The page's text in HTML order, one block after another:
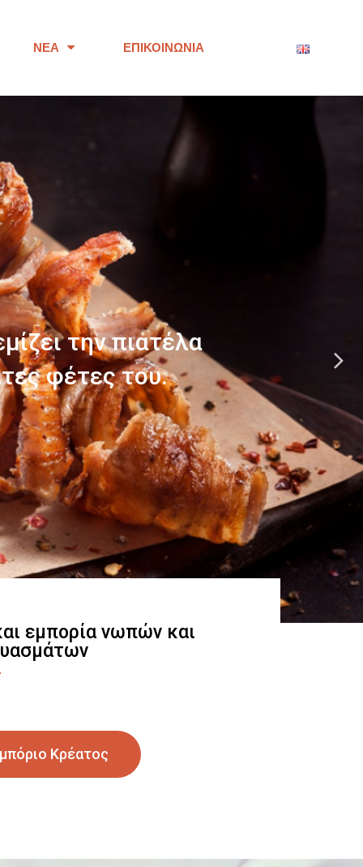
ΝΈΑ ΕΠΙΚΟΙΝΩΝΊΑ
εμπορία νωπών και
Κρέατος